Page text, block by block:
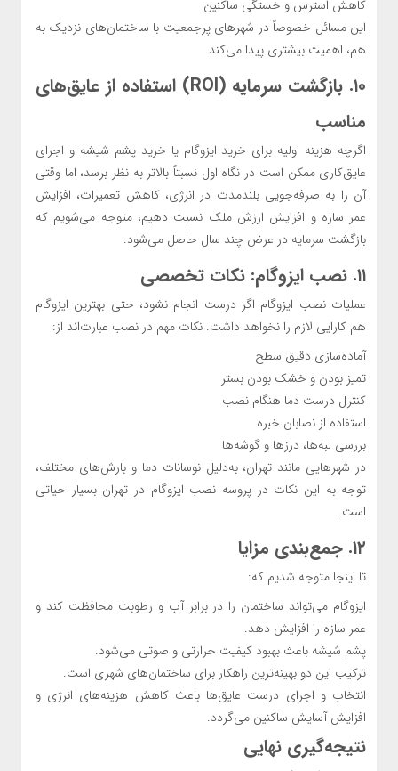
کاهش استرس و خستگی ساکنین
این مسائل خصوصاً در شهرهای پرجمعیت با ساختمان‌های نزدیک به
هم، اهمیت بیشتری پیدا می‌کند.
۱۰. بازگشت سرمایه (ROI) استفاده از عایق‌های
مناسب
اگرچه هزینه اولیه برای خرید ایزوگام یا خرید پشم شیشه و اجرای
عایق‌کاری ممکن است در نگاه اول نسبتاً بالاتر به نظر برسد، اما وقتی
آن را به صرفه‌جویی بلندمدت در انرژی، کاهش تعمیرات، افزایش
عمر سازه و افزایش ارزش ملک نسبت دهیم، متوجه می‌شویم که
بازگشت سرمایه در عرض چند سال حاصل می‌شود.
۱۱. نصب ایزوگام: نکات تخصصی
عملیات نصب ایزوگام اگر درست انجام نشود، حتی بهترین ایزوگام
هم کارایی لازم را نخواهد داشت. نکات مهم در نصب عبارت‌اند از:
آماده‌سازی دقیق سطح
تمیز بودن و خشک بودن بستر
کنترل درست دما هنگام نصب
استفاده از نصابان خبره
بررسی لبه‌ها، درزها و گوشه‌ها
در شهرهایی مانند تهران، به‌دلیل نوسانات دما و بارش‌های مختلف،
توجه به این نکات در پروسه نصب ایزوگام در تهران بسیار حیاتی
است.
۱۲. جمع‌بندی مزایا
تا اینجا متوجه شدیم که:
ایزوگام می‌تواند ساختمان را در برابر آب و رطوبت محافظت کند و
عمر سازه را افزایش دهد.
پشم شیشه باعث بهبود کیفیت حرارتی و صوتی می‌شود.
ترکیب این دو بهینه‌ترین راهکار برای ساختمان‌های شهری است.
انتخاب و اجرای درست عایق‌ها باعث کاهش هزینه‌های انرژی و
افزایش آسایش ساکنین می‌گردد.
نتیجه‌گیری نهایی